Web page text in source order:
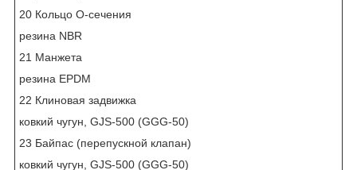
20 Кольцо О-сечения
резина NBR
21 Манжета
резина EPDM
22 Клиновая задвижка
ковкий чугун, GJS-500 (GGG-50)
23 Байпас (перепускной клапан)
ковкий чугун, GJS-500 (GGG-50)